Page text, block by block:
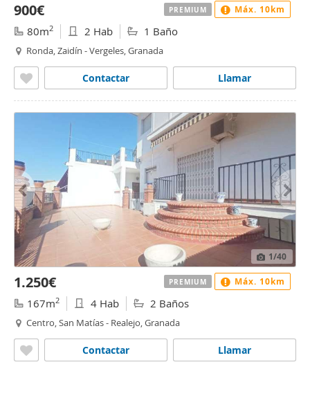
900€
80m2 2 Hab 1 Baño
Ronda, Zaidín - Vergeles, Granada
Llamar
Contactar
PREMIUM Máx. 10km
1/40
1.250€
167m2 4 Hab 2 Baños
Centro, San Matías - Realejo, Granada
Llamar
Contactar
PREMIUM Máx. 10km